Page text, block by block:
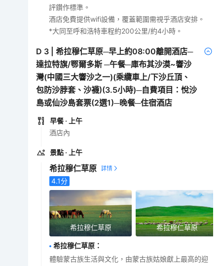
評鑽作標準。
酒店免費提供wifi設備，覆蓋範圍需視乎酒店安排。
*大同至呼和浩特車程約200公里/約4小時。
D 3 |希拉穆仁草原─早上約08:00離開酒店─
達拉特旗/鄂爾多斯 ─午餐─庫布其沙漠~響沙
灣(中國三大響沙之一)(乘纜車上/下沙丘頂、
包防沙脖套、沙襪)(3.5小時)─自費項目：悅沙
島或仙沙島套票(2選1)─晚餐─住宿酒店
早餐 · 上午
酒店內
景點 · 上午
希拉穆仁草原
4.1分
希拉穆仁草原 希拉穆仁草原
希拉穆仁草原 ：
體驗蒙古族生活與文化，由蒙古族姑娘獻上最高的迎